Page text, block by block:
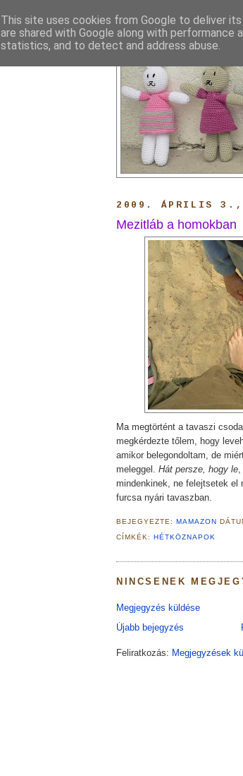
2009. ÁPRILIS 3.,
Mezitláb a homokban
Ma megtörtént a tavaszi
megkérdezte tőlem, hogy
amikor belegondoltam, de
meleggel. Hát persze, hogy le,
mindenkinek, ne felejtsetek el
furcsa nyári tavaszban.
BEJEGYEZTE:MAMAZON
CÍMKÉK:HÉTKÖZNAPOK
NINCSENEK
Megjegyzés küldése
Újabb bejegyzés
Feliratkozás: Megjegyzések
This site uses cookies from Google to deliver
are shared with Google along with
statistics, and to detect and address abuse.